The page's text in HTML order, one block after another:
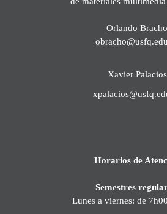
Orlando Bracho
Xavier Palacios
Horarios de
Semestres
Lunes a viernes: de